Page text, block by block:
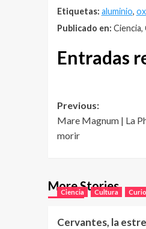
Etiquetas: aluminio,
Publicado en: Ciencia,
Entradas
Post
navigation
Previous:
Mare Magnum | La
morir
More Stories
Ciencia Cultura
Cervantes, la